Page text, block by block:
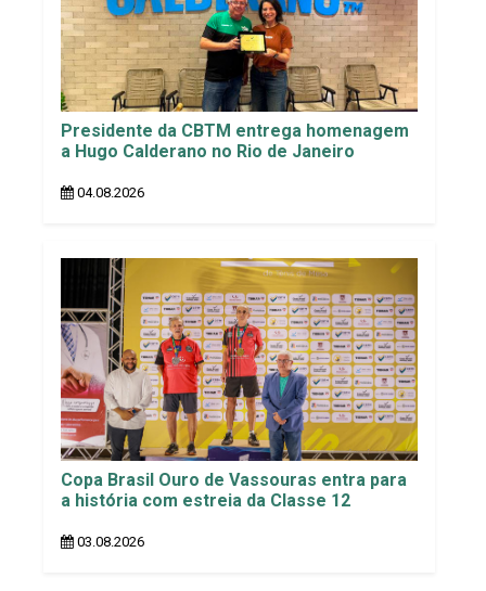
Presidente da CBTM entrega homenagem
a Hugo Calderano no Rio de Janeiro
04.08.2026
Copa Brasil Ouro de Vassouras entra para
a história com estreia da Classe 12
03.08.2026